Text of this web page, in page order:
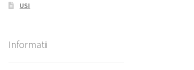
USI
Informatii